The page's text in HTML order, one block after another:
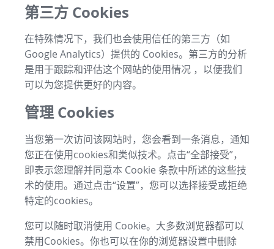
第三方 Cookies
在特殊情况下，我们也会使用信任的第三方（如
Google Analytics）提供的 Cookies。第三方的分析
是用于跟踪和评估这个网站的使用情况 ，以便我们
可以为您提供更好的内容。
管理 Cookies
当您第一次访问该网站时，您会看到一条消息，通知
您正在使用cookies和类似技术。点击“全部接受”，
即表示您理解并同意本 Cookie 条款中所述的这些技
术的使用。通过点击“设置”，您可以选择接受或拒绝
特定的cookies。
您可以随时取消使用 Cookie。大多数浏览器都可以
禁用Cookies。你也可以在你的浏览器设置中删除